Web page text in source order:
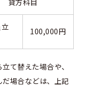
貸方科目
100,000円
て替えた場合や、
場合などは、上記